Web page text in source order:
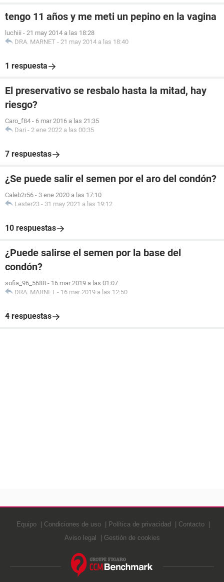
tengo 11 años y me meti un pepino en la vagina
luchiii - 21 may 2014 a las 18:28
DRA. MARNET - 21 may 2014 a las 18:40
1 respuesta
El preservativo se resbalo hasta la mitad, hay
riesgo?
Caro_f84 - 6 mar 2016 a las 21:35
Dari - 2 ene 2022 a las 00:35
7 respuestas
¿Se puede salir el semen por el aro del condón?
Caleb2r56 - 3 ene 2020 a las 17:10
Lester23 - 31 may 2021 a las 19:12
10 respuestas
¿Puede salirse el semen por la base del
condón?
sofia_96_5688 - 16 mar 2019 a las 01:07
DRA. MARNET - 16 mar 2019 a las 12:50
4 respuestas
Equipo Condiciones de uso Política de privacidad
Contacto
Aviso legal
Gestión de cookies